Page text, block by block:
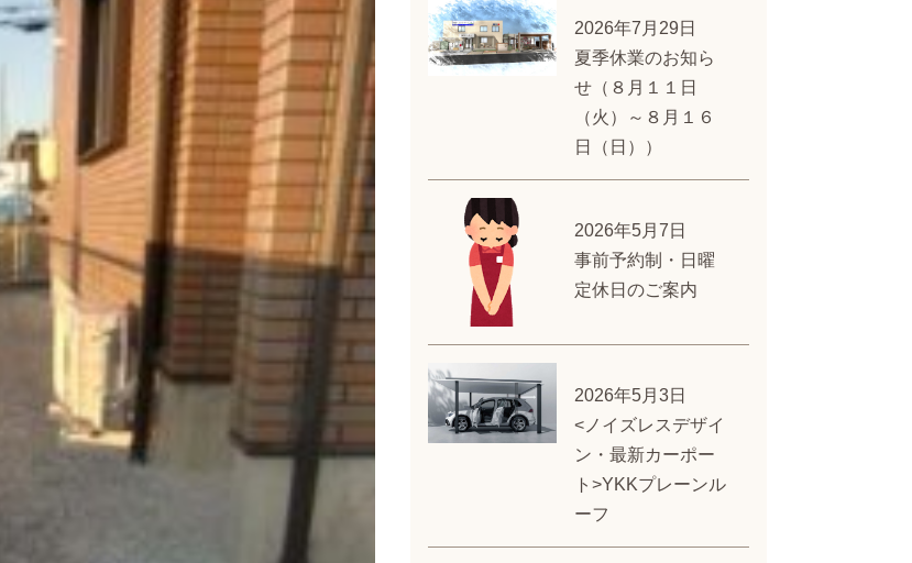
2026年7月29日
夏季休業のお知ら
せ（８月１１日
（火）～８月１６
日（日））
2026年5月7日
事前予約制・日曜
定休日のご案内
2026年5月3日
<ノイズレスデザイ
ン・最新カーポー
ト>YKKプレーンル
ーフ